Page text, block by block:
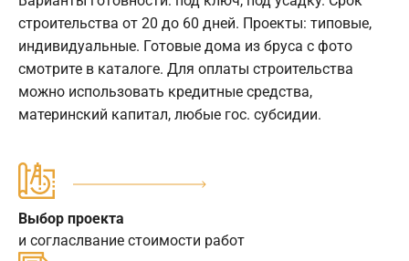
строительства от 20 до 60 дней. Проекты: типовые,
индивидуальные. Готовые дома из бруса с фото
смотрите в каталоге. Для оплаты строительства
можно использовать кредитные средства,
материнский капитал, любые гос. субсидии.
Выбор проекта
и согласлвание стоимости работ